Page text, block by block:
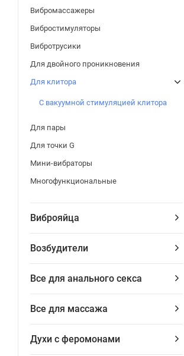
Вибромассажеры
Вибростимуляторы
Вибротрусики
Для двойного проникновения
Для клитора
С вакуумной стимуляцией клитора
Для пары
Для точки G
Мини-вибраторы
Многофункциональные
Виброяйца
Возбудители
Все для анального секса
Все для массажа
Духи с феромонами